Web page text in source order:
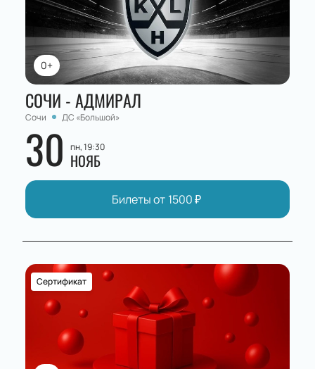
0+
СОЧИ - АДМИРАЛ
Сочи ДС «Большой»
30 пн, 19:30
НОЯБ
Билеты от 1500₽
Сертификат